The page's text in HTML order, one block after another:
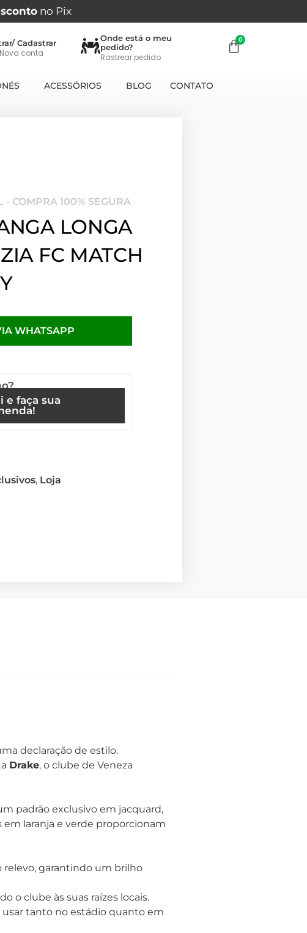
no Pix
Cadastrar
Nova conta
Onde está o meu
pedido?
Rastrear pedido
ACESSÓRIOS BLOG CONTATO
- COMPRA 100% SEGURA
LONGA
FC MATCH
WHATSAPP
e faça sua
, Loja
declaração de estilo.
Drake, o clube de Veneza
padrão exclusivo em jacquard,
laranja e verde proporcionam
relevo, garantindo um brilho
o clube às suas raízes locais.
tanto no estádio quanto em